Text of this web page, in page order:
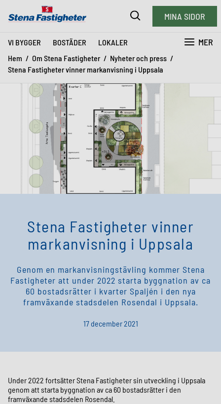
VI BYGGER BOSTÄDER LOKALER MER
MINA SIDOR
Hem Om Stena Fastigheter
Nyheter och press
Stena Fastigheter vinner markanvisning i Uppsala
Stena Fastigheter vinner
markanvisning i Uppsala
Genom en markanvisningstävling kommer Stena
Fastigheter att under 2022 starta byggnation av ca
60 bostadsrätter i kvarter Spaljén i den nya
framväxande stadsdelen Rosendal i Uppsala.
17 december 2021
Under 2022 fortsätter Stena Fastigheter sin utveckling i Uppsala
genom att starta byggnation av ca 60 bostadsrätter i den
framväxande stadsdelen Rosendal.